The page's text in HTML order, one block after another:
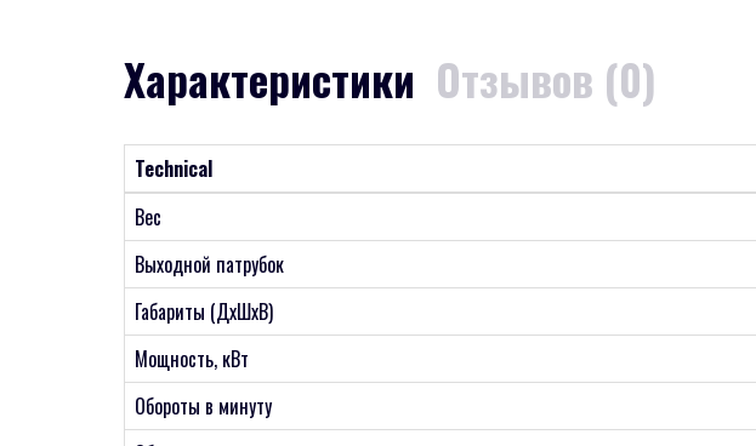
Характеристики Отзывов (0)
Technical
Вес
Выходной патрубок
Габариты (ДхШхВ)
Мощность, кВт
Обороты в минуту